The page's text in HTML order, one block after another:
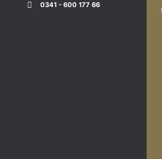
0341 - 600 177 66